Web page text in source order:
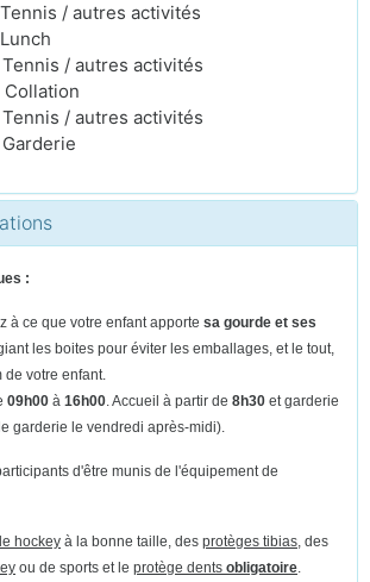
/ autres activités
/ autres activités
Collation
/ autres activités
:
à ce que votre enfant apporte sa gourde et ses
les boites pour éviter les emballages, et le tout,
de votre enfant.
09h00 à 16h00. Accueil à partir de 8h30 et garderie
garderie le vendredi après-midi).
d'être munis de l'équipement de
hockey à la bonne taille, des protèges tibias, des
ou de sports et le protège dents obligatoire.